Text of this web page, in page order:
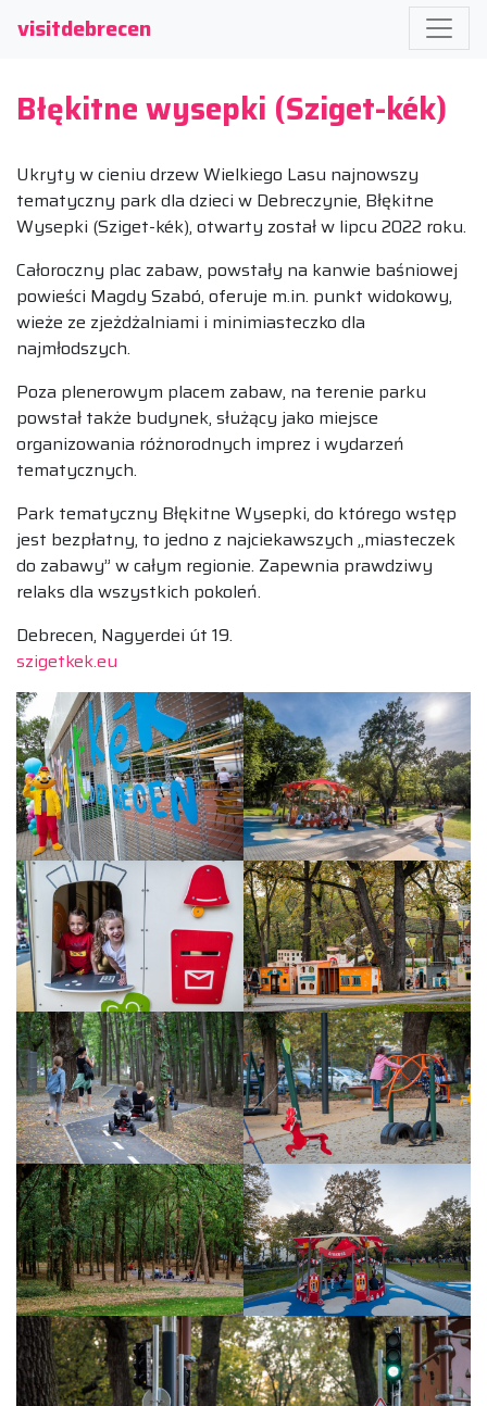
visitdebrecen
Błękitne wysepki (Sziget-kék)
Ukryty w cieniu drzew Wielkiego Lasu najnowszy
tematyczny park dla dzieci w Debreczynie, Błękitne
Wysepki (Sziget-kék), otwarty został w lipcu 2022 roku.
Całoroczny plac zabaw, powstały na kanwie baśniowej
powieści Magdy Szabó, oferuje m.in. punkt widokowy,
wieże ze zjeżdżalniami i minimiasteczko dla
najmłodszych.
Poza plenerowym placem zabaw, na terenie parku
powstał także budynek, służący jako miejsce
organizowania różnorodnych imprez i wydarzeń
tematycznych.
Park tematyczny Błękitne Wysepki, do którego wstęp
jest bezpłatny, to jedno z najciekawszych „miasteczek
do zabawy” w całym regionie. Zapewnia prawdziwy
relaks dla wszystkich pokoleń.
Debrecen, Nagyerdei út 19.
szigetkek.eu